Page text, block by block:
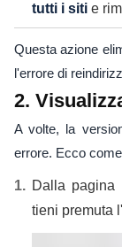
tutti i siti e
Questa azione
l'errore di
2.
A volte, la
errore. Ecco
Dalla pagina
tieni premuta